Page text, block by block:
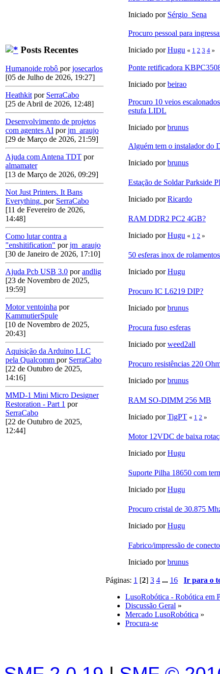
Posts Recentes
Humanoide robô porjosecarlos
[05 de Julho de 2026, 19:27]
Heathkit por SerraCabo
[25 de Abril de 2026, 12:48]
Desenvolvimento de projetos
com agentes AI porjm_araujo
[29 de Março de 2026, 21:59]
Ajuda com Antena TDT por
almamater
[13 de Março de 2026, 09:29]
Not Just Printers. It Bans
Everything. por SerraCabo
[11 de Fevereiro de 2026,
14:48]
Como lutar contra a
"enshitification" porjm_araujo
[30 de Janeiro de 2026, 17:10]
Ajuda Pcb USB 3.0 porandlig
[23 de Novembro de 2025,
19:59]
Motor ventoinha por
KammutierSpule
[10 de Novembro de 2025,
20:43]
Aquisição da Arduino LLC
pela Qualcomm por SerraCabo
[22 de Outubro de 2025,
14:16]
MMD-1 Mini Micro Designer
Restoration - Part 1 por
SerraCabo
[22 de Outubro de 2025,
12:44]
Iniciado por Sérgio_Sena
Procuro pessoal para
Iniciado porHugu « 1 2 3 4 »
Ponte retificadora
Iniciado porbeirao
Procuro 10 veios
estufa LIDL
Iniciado porbrunus
Alguém tem o instalador do
Iniciado porbrunus
Estação de Soldar Parkside
Iniciado porRicardo
RAM DDR2 PC2 4GB?
Iniciado porHugu « 1 2 »
50 esferas inox de
Iniciado porHugu
Procuro IC L6219 DIP?
Iniciado porbrunus
Procura fuso esferas
Iniciado porweed2all
Procuro resistências 220
Iniciado porbrunus
RAM SO-DIMM 256 MB
Iniciado porTigPT « 1 2 »
Motor 12VDC de baixa
Iniciado porHugu
Suporte Pilha 18650 com
Iniciado porHugu
Procuro cristal de 30.875
Iniciado porHugu
Fabrico/impressão de
Iniciado porbrunus
Páginas: 1 [2] 3 4 ... 16
Ir para o
LusoRobótica - Robótica em
Discussão Geral »
Mercado LusoRobótica »
Procura-se